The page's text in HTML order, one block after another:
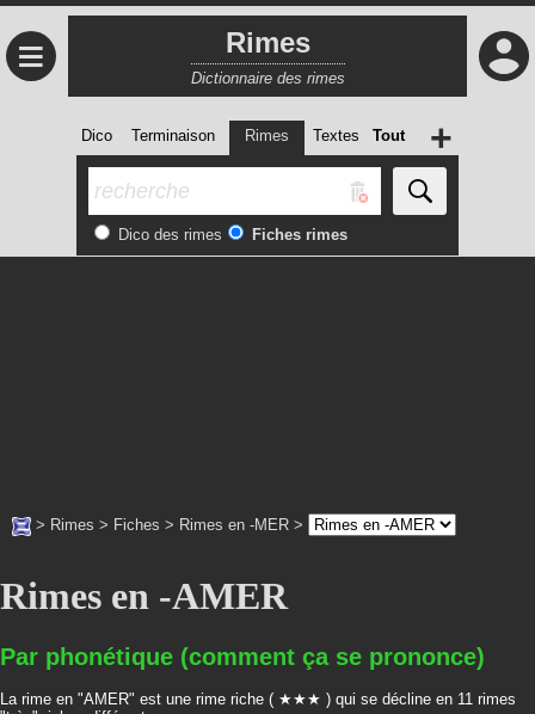
≡ Rimes
Dictionnaire des rimes
Dico Terminaison Rimes Textes Tout
Dico des rimes Fiches rimes
+
> Rimes > Fiches > Rimes en -MER >
Rimes en -AMER
Par phonétique (comment ça se prononce)
La rime en "AMER" est une rime riche ( ★★★ ) qui se décline en 11 rimes